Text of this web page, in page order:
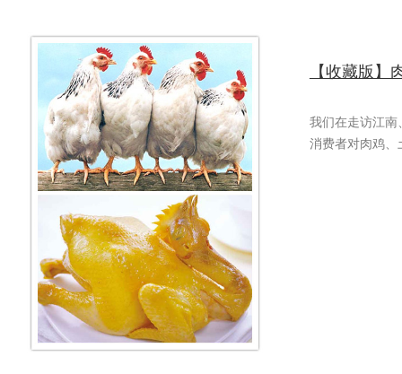
【收藏版】
我们在走访江南
消费者对肉鸡